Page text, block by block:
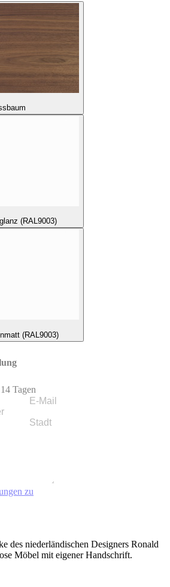
(RAL9003)
(RAL9003)
Tagen
zu
des niederländischen Designers Ronald
Möbel mit eigener Handschrift.